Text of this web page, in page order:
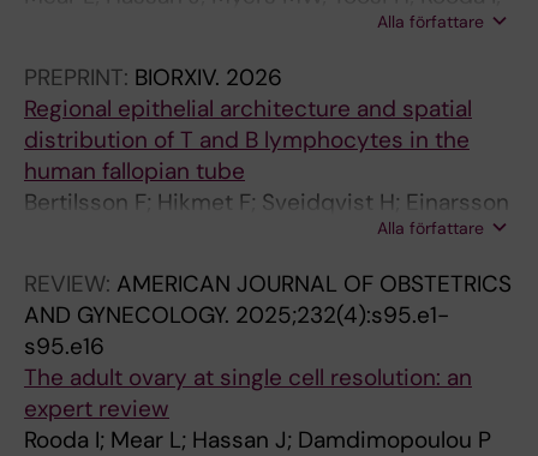
Bammert M-T; Kuscu N; Pérez-García V;
Zondervan KT; Chedotal A; Williams S;
Cindrova-Davies T; Gomez-Lopez N; Beyaz S;
Rolland AD; Basu A; Mas A; Vilella F; Stener-
Victorin E; Damdimopoulou P; Simon C; de
Sousa Lopes SMC; Teichmann SA; Baumgarten
M; Lindskog C; Shikanov A; Hammoud SS;
R
Boskovic N; Bertilsson F; Hikmet F;
Abdolhamdi M; Perisynaki E; Knuus K;
Pettersson K; Papaikonomou K; Malmros J;
Byström P; Sundin M; Langenskiöld C; Vogt H;
Giraud G; Salumets A; Otala M; Tuuri T;
Lundeberg J; Jurisicova A; Lindskog C;
P
Alla författare
PREPRINT: BIORXIV. 2026
Regional epithelial architecture and spatial
distribution of T and B lymphocytes in the
human fallopian tube
Bertilsson F; Hikmet F; Sveidqvist H; Einarsson
M; Kallak TK; Olovsson M; Méar L; Lindskog C
Alla författare
REVIEW: AMERICAN JOURNAL OF OBSTETRICS
AND GYNECOLOGY. 2025;232(4):s95.e1-
s95.e16
The adult ovary at single cell resolution: an
expert review
Rooda I; Mear L; Hassan J; Damdimopoulou P